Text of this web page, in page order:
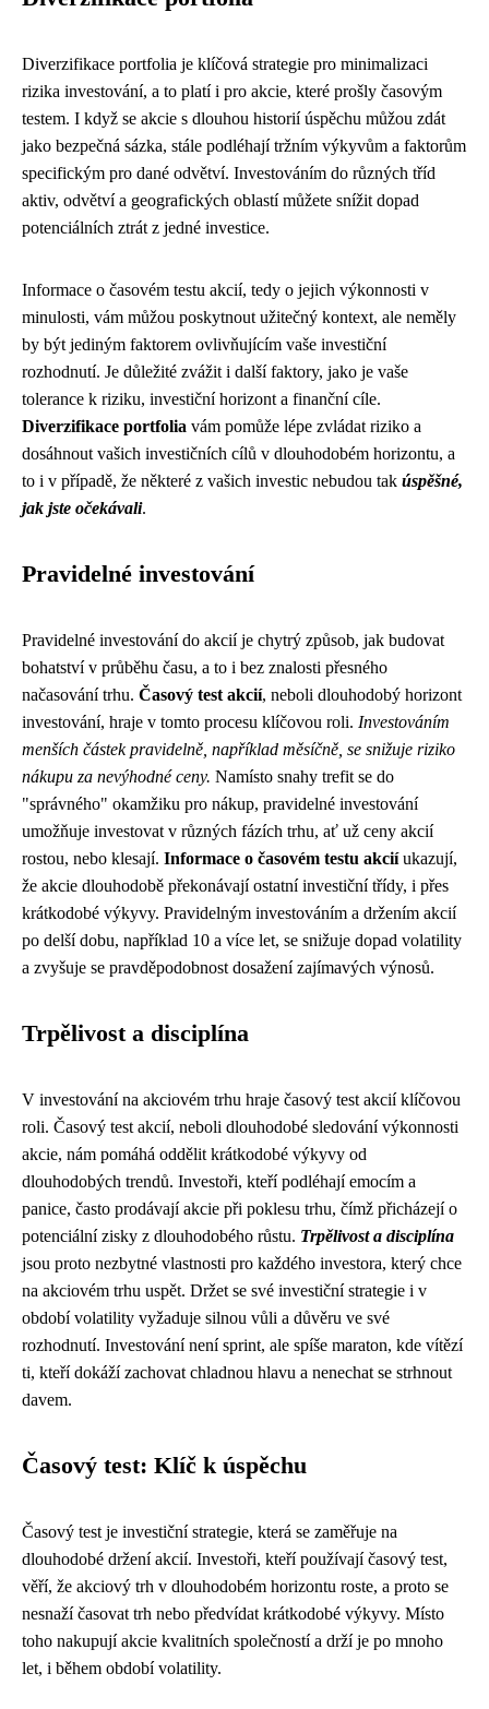
Diverzifikace portfolia je klíčová strategie pro minimalizaci
rizika investování, a to platí i pro akcie, které prošly časovým
testem. I když se akcie s dlouhou historií úspěchu můžou zdát
jako bezpečná sázka, stále podléhají tržním výkyvům a faktorům
specifickým pro dané odvětví. Investováním do různých tříd
aktiv, odvětví a geografických oblastí můžete snížit dopad
potenciálních ztrát z jedné investice.
Informace o časovém testu akcií, tedy o jejich výkonnosti v
minulosti, vám můžou poskytnout užitečný kontext, ale neměly
by být jediným faktorem ovlivňujícím vaše investiční
rozhodnutí. Je důležité zvážit i další faktory, jako je vaše
tolerance k riziku, investiční horizont a finanční cíle.
Diverzifikace portfolia vám pomůže lépe zvládat riziko a
dosáhnout vašich investičních cílů v dlouhodobém horizontu, a
to i v případě, že některé z vašich investic nebudou tak úspěšné,
jak jste očekávali.
Pravidelné investování
Pravidelné investování do akcií je chytrý způsob, jak budovat
bohatství v průběhu času, a to i bez znalosti přesného
načasování trhu. Časový test akcií, neboli dlouhodobý horizont
investování, hraje v tomto procesu klíčovou roli. Investováním
menších částek pravidelně, například měsíčně, se snižuje riziko
nákupu za nevýhodné ceny. Namísto snahy trefit se do
"správného" okamžiku pro nákup, pravidelné investování
umožňuje investovat v různých fázích trhu, ať už ceny akcií
rostou, nebo klesají. Informace o časovém testu akciíukazují,
že akcie dlouhodobě překonávají ostatní investiční třídy, i přes
krátkodobé výkyvy. Pravidelným investováním a držením akcií
po delší dobu, například 10 a více let, se snižuje dopad volatility
a zvyšuje se pravděpodobnost dosažení zajímavých výnosů.
Trpělivost a disciplína
V investování na akciovém trhu hraje časový test akcií klíčovou
roli. Časový test akcií, neboli dlouhodobé sledování výkonnosti
akcie, nám pomáhá oddělit krátkodobé výkyvy od
dlouhodobých trendů. Investoři, kteří podléhají emocím a
panice, často prodávají akcie při poklesu trhu, čímž přicházejí o
potenciální zisky z dlouhodobého růstu. Trpělivost a disciplína
jsou proto nezbytné vlastnosti pro každého investora, který chce
na akciovém trhu uspět. Držet se své investiční strategie i v
období volatility vyžaduje silnou vůli a důvěru ve své
rozhodnutí. Investování není sprint, ale spíše maraton, kde vítězí
ti, kteří dokáží zachovat chladnou hlavu a nenechat se strhnout
davem.
Časový test: Klíč k úspěchu
Časový test je investiční strategie, která se zaměřuje na
dlouhodobé držení akcií. Investoři, kteří používají časový test,
věří, že akciový trh v dlouhodobém horizontu roste, a proto se
nesnaží časovat trh nebo předvídat krátkodobé výkyvy. Místo
toho nakupují akcie kvalitních společností a drží je po mnoho
let, i během období volatility.